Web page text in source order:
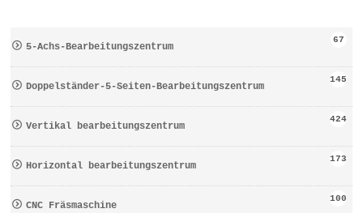
5-Achs-Bearbeitungszentrum
67
Doppelständer-5-Seiten-Bearbeitungszentrum
145
Vertikal bearbeitungszentrum
424
Horizontal bearbeitungszentrum
173
CNC Fräsmaschine
100